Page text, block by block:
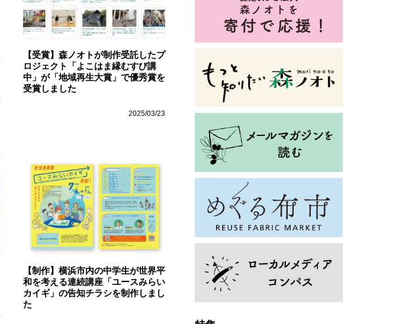
【受賞】森ノオトが制作受託したプ
ロジェクト「よこはま縁むすび講
中」が「地域再生大賞」で優秀賞を
受賞しました
2025/03/23
【制作】横浜市内の中学生が世界平
和を考える連続講座「ユースみらい
カイギ」の告知チラシを制作しまし
た